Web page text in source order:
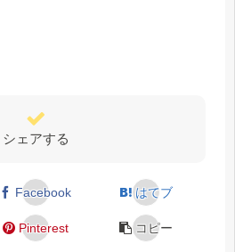
シェアする
Facebook はてブ
Pinterest コピー